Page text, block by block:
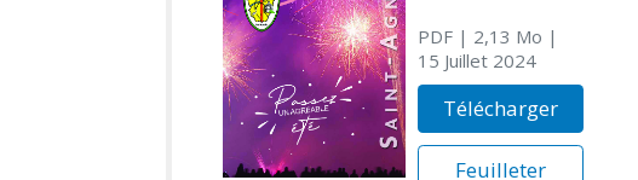
PDF| 2,13 Mo |
15 Juillet 2024
Télécharger
Feuilleter